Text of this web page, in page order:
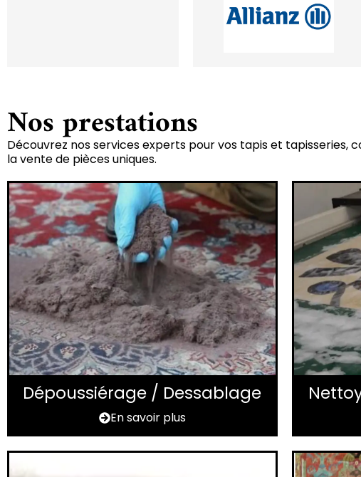
Nos prestations
Découvrez nos services experts pour vos tapis et tapisseries,
la vente de pièces uniques.
Dépoussiérage / Dessablage
En savoir plus